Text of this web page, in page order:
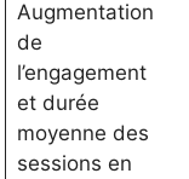
Augmentation
de
l’engagement
et durée
moyenne des
sessions en